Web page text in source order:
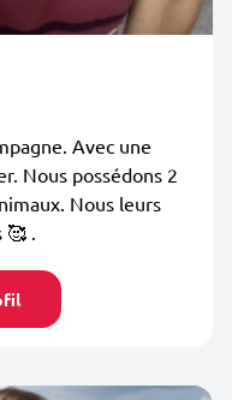
Avec une
Nous possédons 2
Nous leurs
🥰 .